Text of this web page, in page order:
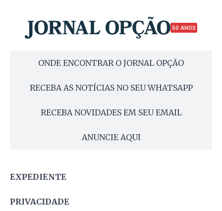
50 ANOS
ONDE ENCONTRAR O JORNAL OPÇÃO
RECEBA AS NOTÍCIAS NO SEU WHATSAPP
RECEBA NOVIDADES EM SEU EMAIL
ANUNCIE AQUI
EXPEDIENTE
PRIVACIDADE